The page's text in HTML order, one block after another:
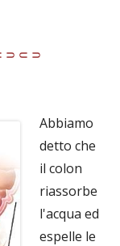
Abbiamo
detto che
il colon
riassorbe
l'acqua ed
espelle le